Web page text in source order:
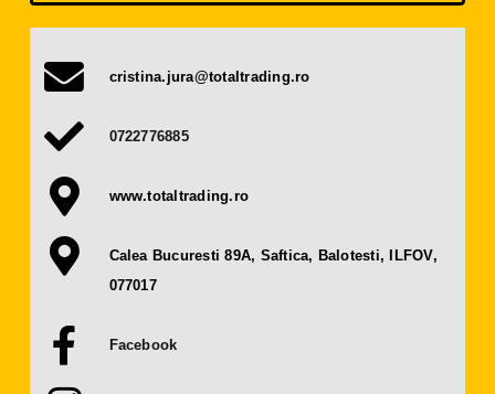
Presă
Contact
OBȚINE BILET
cristina.jura@totaltrading.ro
0722776885
www.totaltrading.ro
Calea Bucuresti 89A, Saftica, Balotesti, ILFOV,
077017
Facebook